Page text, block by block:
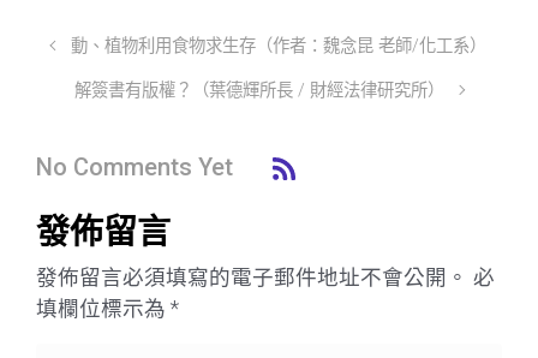
動、植物利用食物求生存（作者：魏念昆 老師/化工系）
解簽書有版權？（葉德輝所長 / 財經法律研究所）
No Comments Yet
發佈留言
發佈留言必須填寫的電子郵件地址不會公開。 必
填欄位標示為 *